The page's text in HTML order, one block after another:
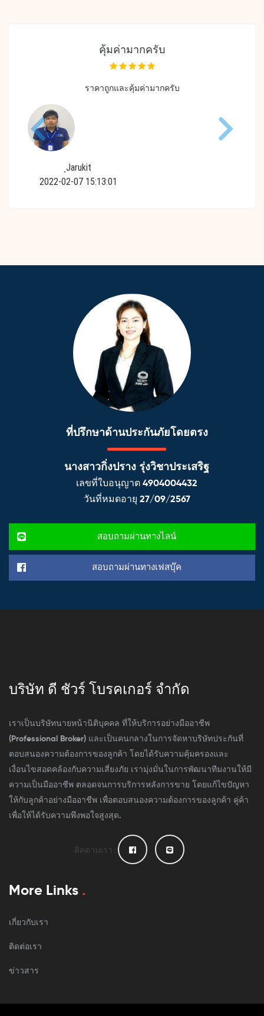
คุ้มค่ามากครับ
ราคาถูกและคุ้มค่ามากครับ
ฺJarukit
2022-02-07 15:13:01
ที่ปรึกษาด้านประกันภัยโดยตรง
นางสาวกิ่งปราง รุ่งวิชาประเสริฐ
เลขที่ใบอนุญาต 4904004432
วันที่หมดอายุ 27/09/2567
สอบถามผ่านทางไลน์
สอบถามผ่านทางเฟสบุ๊ค
บริษัท ดี ชัวร์ โบรคเกอร์ จำกัด
เราเป็นบริษัทนายหน้านิติบุคคล ที่ให้บริการอย่างมืออาชีพ
(Professional Broker) และเป็นคนกลางในการจัดหาบริษัทประกันที่
ตอบสนองความต้องการของลูกค้า โดยได้รับความคุ้มครองและ
เงื่อนไขสอดคล้องกับความเสี่ยงภัย เรามุ่งมั่นในการพัฒนาทีมงานให้มี
ความเป็นมืออาชีพ ตลอดจนการบริการหลังการขาย โดยแก้ไขปัญหา
ให้กับลูกค้าอย่างมืออาชีพ เพื่อตอบสนองความต้องการของลูกค้า คู่ค้า
เพื่อให้ได้รับความพึงพอใจสูงสุด.
ติดตามเรา :
More Links .
เกี่ยวกับเรา
ติดต่อเรา
ข่าวสาร